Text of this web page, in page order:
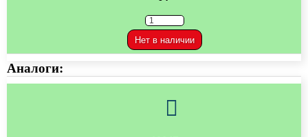
Нет в наличии
Аналоги: